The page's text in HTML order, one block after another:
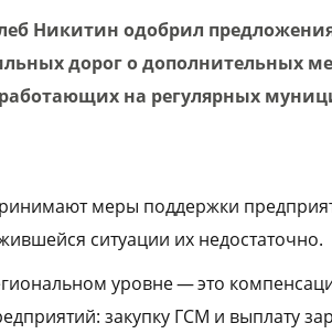
Никитин одобрил
дорог о дополнительных
на регулярных
меры поддержки
ситуации их недостаточно.
уровне — это
закупку ГСМ и выплату